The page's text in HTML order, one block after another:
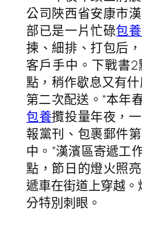
公司陜西省安康市
部已是一片忙碌包
揀、細排、打包后
客戶手中。下戰書
點，稍作歇息又有
第二次配送。“本年
包養攬投量年夜，
報黨刊、包裹郵件
中。”漢濱區寄遞工
點，節日的燈火照
遞車在街道上穿越。
分特別刺眼。